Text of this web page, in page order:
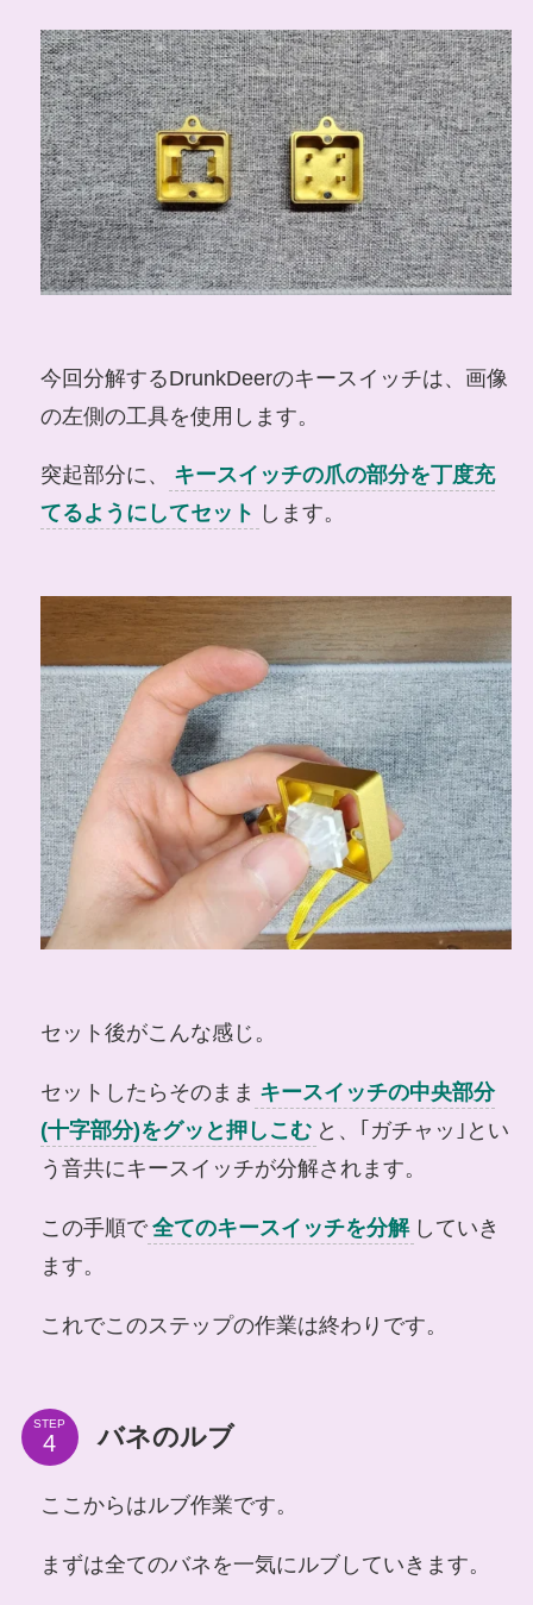
今回分解するDrunkDeerのキースイッチは、画像
の左側の工具を使用します。
突起部分に、
キースイッチの爪の部分を丁度充
てるようにしてセット します。
セット後がこんな感じ。
セットしたらそのまま キースイッチの中央部分
(十字部分)をグッと押しこむ と、｢ガチャッ｣とい
う音共にキースイッチが分解されます。
この手順で 全てのキースイッチを分解 していき
ます。
これでこのステップの作業は終わりです。
STEP バネのルブ
ここからはルブ作業です。
まずは全てのバネを一気にルブしていきます。